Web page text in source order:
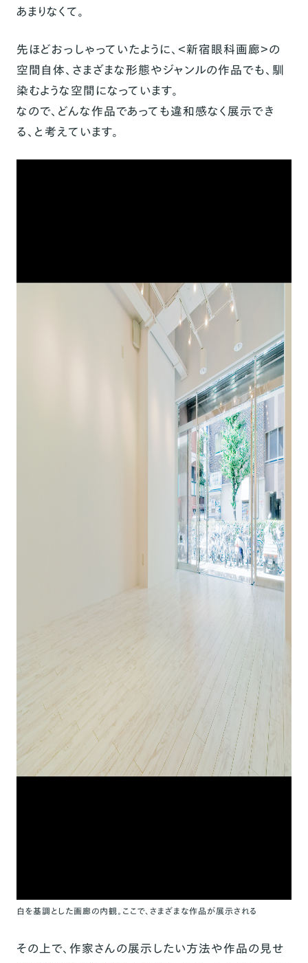
あまりなくて。
先ほどおっしゃっていたように、＜新宿眼科画廊＞の
空間自体、さまざまな形態やジャンルの作品でも、馴
染むような空間になっています。
なので、どんな作品であっても違和感なく展示でき
る、と考えています。
白を基調とした画廊の内観。ここで、さまざまな作品が展示される
その上で、作家さんの展示したい方法や作品の見せ